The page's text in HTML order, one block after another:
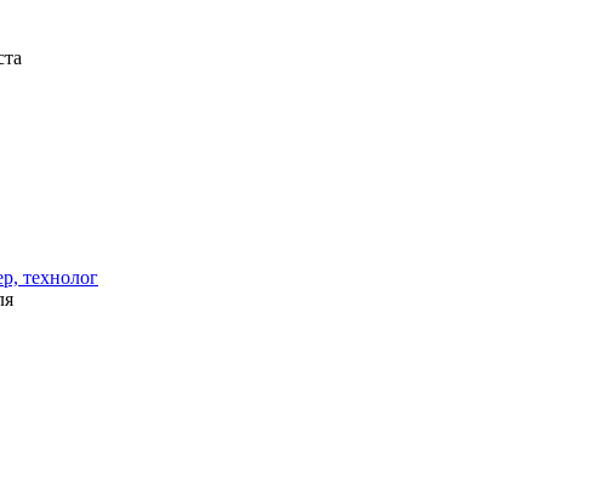
технолог